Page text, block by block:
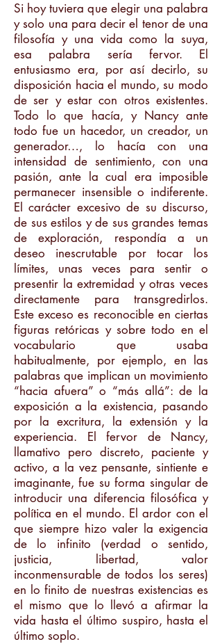
Si hoy tuviera que elegir una palabra
y solo una para decir el tenor de una
filosofía y una vida como la suya,
esa palabra sería fervor. El
entusiasmo era, por así decirlo, su
disposición hacia el mundo, su modo
de ser y estar con otros existentes.
Todo lo que hacía, y Nancy ante
todo fue un hacedor, un creador, un
generador…, lo hacía con una
intensidad de sentimiento, con una
pasión, ante la cual era imposible
permanecer insensible o indiferente.
El carácter excesivo de su discurso,
de sus estilos y de sus grandes temas
de exploración, respondía a un
deseo inescrutable por tocar los
límites, unas veces para sentir o
presentir la extremidad y otras veces
directamente para transgredirlos.
Este exceso es reconocible en ciertas
figuras retóricas y sobre todo en el
vocabulario que usaba
habitualmente, por ejemplo, en las
palabras que implican un movimiento
“hacia afuera” o “más allá”: de la
exposición a la existencia, pasando
por la excritura, la extensión y la
experiencia. El fervor de Nancy,
llamativo pero discreto, paciente y
activo, a la vez pensante, sintiente e
imaginante, fue su forma singular de
introducir una diferencia filosófica y
política en el mundo. El ardor con el
que siempre hizo valer la exigencia
de lo infinito (verdad o sentido,
justicia, libertad, valor
inconmensurable de todos los seres)
en lo finito de nuestras existencias es
el mismo que lo llevó a afirmar la
vida hasta el último suspiro, hasta el
último soplo.